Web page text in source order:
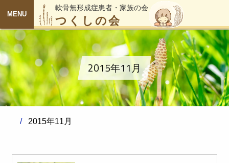
MENU 軟骨無形成症患者・家族の会
つくしの会
2015年11月
2015年11月